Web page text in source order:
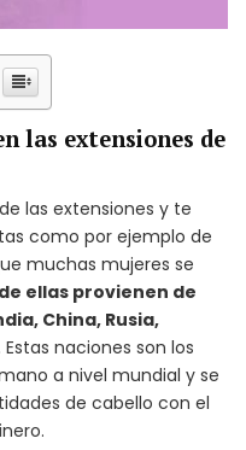
las extensiones de
las extensiones y te
como por ejemplo de
muchas mujeres se
ellas provienen de
China, Rusia,
. Estas naciones son los
a nivel mundial y se
de cabello con el